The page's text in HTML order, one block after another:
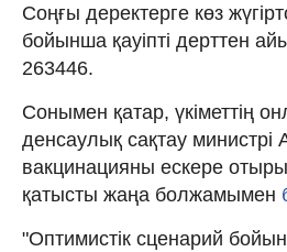
Соңғы деректерге көз
бойынша қауіпті дерттен
263446.
Сонымен қатар, үкіметтің
денсаулық сақтау министрі
вакцинацияны ескере
қатысты жаңа болжамымен
"Оптимистік сценарий